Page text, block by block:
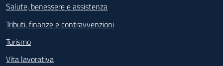
Salute, benessere e assistenza
Tributi, finanze e contravvenzioni
Turismo
Vita lavorativa